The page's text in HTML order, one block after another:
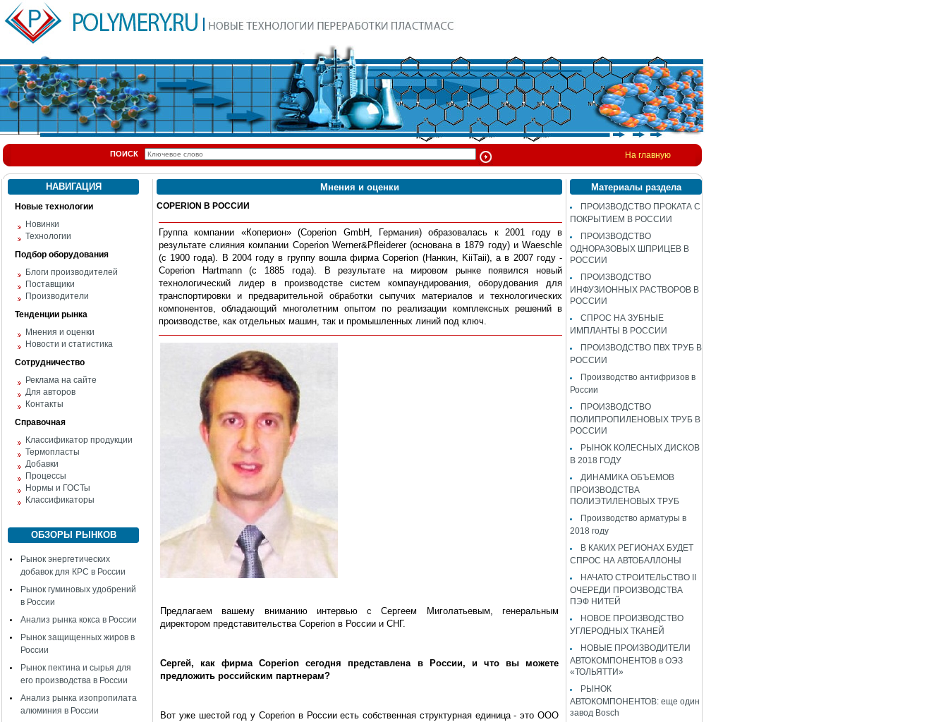
ПОИСК На главную
НАВИГАЦИЯ
Новые технологии
Новинки
Технологии
Подбор оборудования
Блоги производителей
Поставщики
Производители
Тенденции рынка
Мнения и оценки
Новости и статистика
Сотрудничество
Реклама на сайте
Для авторов
Контакты
Справочная
Классификатор продукции
Термопласты
Добавки
Процессы
Нормы и ГОСТы
Классификаторы
ОБЗОРЫ РЫНКОВ
Рынок энергетических
добавок для КРС в России
Рынок гуминовых удобрений
в России
Анализ рынка кокса в России
Рынок защищенных жиров в
России
Рынок пектина и сырья для
его производства в России
Анализ рынка изопропилата
алюминия в России
Мнения и оценки
COPERION В РОССИИ
Группа компании «Коперион» (Coperion GmbH, Германия) образовалась к 2001 году в
результате слияния компании Coperion Werner&Pfleiderer (основана в 1879 году) и Waeschle
(с 1900 года). В 2004 году в группу вошла фирма Coperion (Нанкин, KiiTaii), а в 2007 году -
Coperion Hartmann (с 1885 года). В результате на мировом рынке появился новый
технологический лидер в про­изводстве систем компаундирования, оборудования для
транспортировки и предварительной обработки сыпучих материалов и технологических
компонентов, обладающий многолетним опытом по реализации комплексных решений в
производстве, как отдельных машин, так и промышленных линий под ключ.
Предлагаем вашему вниманию интервью с Сергеем Миголатьевым, генеральным
директором представительства Coperion в России и СНГ.
Сергей, как фирма Coperion сегодня представлена в России, и что вы можете
предложить российским партнерам?
Вот уже шестой год у Coperion в России есть собственная структурная единица - это ООО
Материалы раздела
ПРОИЗВОДСТВО ПРОКАТА С
ПОКРЫТИЕМ В РОССИИ
ПРОИЗВОДСТВО
ОДНОРАЗОВЫХ ШПРИЦЕВ В
РОССИИ
ПРОИЗВОДСТВО
ИНФУЗИОННЫХ РАСТВОРОВ В
РОССИИ
СПРОС НА ЗУБНЫЕ
ИМПЛАНТЫ В РОССИИ
ПРОИЗВОДСТВО ПВХ ТРУБ В
РОССИИ
Производство антифризов в
России
ПРОИЗВОДСТВО
ПОЛИПРОПИЛЕНОВЫХ ТРУБ В
РОССИИ
РЫНОК КОЛЕСНЫХ ДИСКОВ
В 2018 ГОДУ
ДИНАМИКА ОБЪЕМОВ
ПРОИЗВОДСТВА
ПОЛИЭТИЛЕНОВЫХ ТРУБ
Производство арматуры в
2018 году
В КАКИХ РЕГИОНАХ БУДЕТ
СПРОС НА АВТОБАЛЛОНЫ
НАЧАТО СТРОИТЕЛЬСТВО II
ОЧЕРЕДИ ПРОИЗВОДСТВА
ПЭФ НИТЕЙ
НОВОЕ ПРОИЗВОДСТВО
УГЛЕРОДНЫХ ТКАНЕЙ
НОВЫЕ ПРОИЗВОДИТЕЛИ
АВТОКОМПОНЕНТОВ в ОЭЗ
«ТОЛЬЯТТИ»
РЫНОК
АВТОКОМПОНЕНТОВ: еще один
завод Bosch